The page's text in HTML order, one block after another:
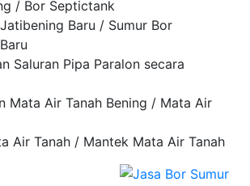
/ Bor Septictank
Baru / Sumur Bor
Saluran Pipa Paralon secara
Mata Air Tanah Bening / Mata Air
Air Tanah / Mantek Mata Air Tanah